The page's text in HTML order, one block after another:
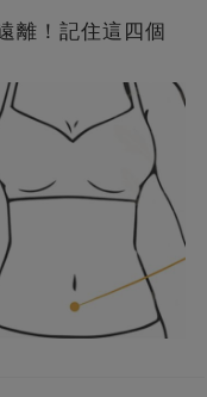
離！記住這四個